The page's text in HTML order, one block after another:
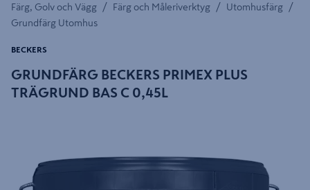
Färg, Golv och Vägg / Färg och Måleriverktyg / Utomhusfärg /
Grundfärg Utomhus
GRUNDFÄRG BECKERS PRIMEX PLUS
TRÄGRUND BAS C 0,45L
BECKERS